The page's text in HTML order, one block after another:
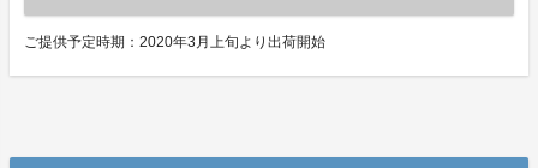
ご提供予定時期：2020年3月上旬より出荷開始